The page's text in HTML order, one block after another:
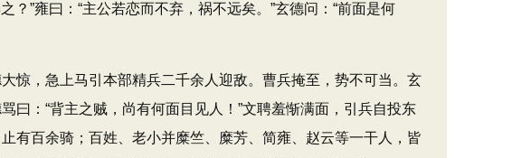
”雍曰：“主公若恋而不弃，祸不远矣。”玄德问：“前面是何
，急上马引本部精兵二千余人迎敌。曹兵掩至，势不可当。玄
：“背主之贼，尚有何面目见人！”文聘羞惭满面，引兵自投东
有百余骑；百姓、老小并糜竺、糜芳、简雍、赵云等一干人，皆